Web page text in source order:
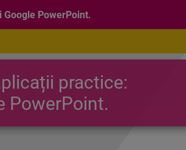
Google PowerPoint.
practice:
PowerPoint.